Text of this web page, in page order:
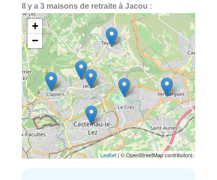
Il y a 3 maisons de retraite à Jacou :
+
−
Leaflet | © OpenStreetMap contributors